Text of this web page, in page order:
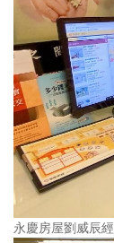
永慶房屋劉威辰